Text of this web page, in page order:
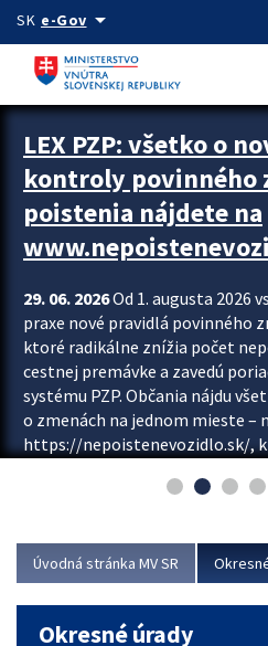
Preskocit na hlavný obsah
SK e-Govarrow_drop_down
Zastavit automatický posun upútavok
LEX PZP: všetko o
kontroly povinného
poistenia nájdete na
29. 06. 2026Od 1. augusta 2026
praxe nové pravidlá povinného
ktoré radikálne znížia počet
cestnej premávke a zavedú
systému PZP. Občania nájdu
o zmenách na jednom mieste
https://nepoistenevozidlo.sk/,
asociácie poisťovní (SLASPO) a
Viac
Úvodná stránka MV SR
Okresné úrady